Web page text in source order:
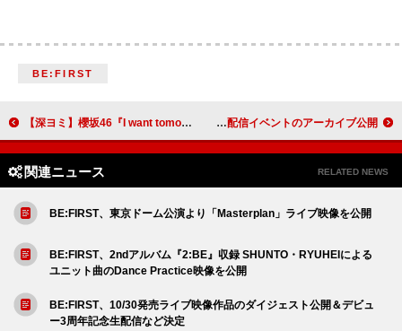
BE:FIRST
【深ヨミ】櫻坂46『I want tomorrow to come』の販売動向を過去作と比較調査 Travis Japan、デビュー2周年記念生配信イベントのアーカイブ公開
関連ニュース RELATED NEWS
BE:FIRST、東京ドーム公演より「Masterplan」ライブ映像を公開
BE:FIRST、2ndアルバム『2:BE』収録 SHUNTO・RYUHEIによる
ユニット曲のDance Practice映像を公開
BE:FIRST、10/30発売ライブ映像作品のダイジェスト公開＆デビュ
ー3周年記念生配信など決定